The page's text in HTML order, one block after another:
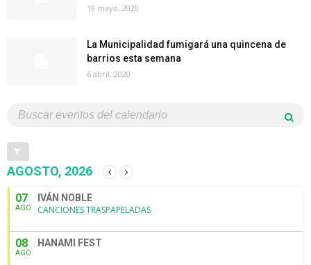
19 mayo, 2020
La Municipalidad fumigará una quincena de
barrios esta semana
6 abril, 2020
AGOSTO, 2026
07
AGO
IVÁN NOBLE
CANCIONES TRASPAPELADAS
08
AGO
HANAMI FEST